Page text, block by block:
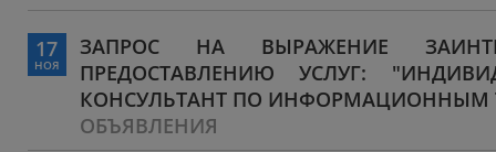
17
НОЯ
ЗАПРОС НА ВЫРАЖЕНИЕ
ПРЕДОСТАВЛЕНИЮ УСЛУГ:
КОНСУЛЬТАНТ ПО ИНФОРМАЦИОННЫМ
ОБЪЯВЛЕНИЯ